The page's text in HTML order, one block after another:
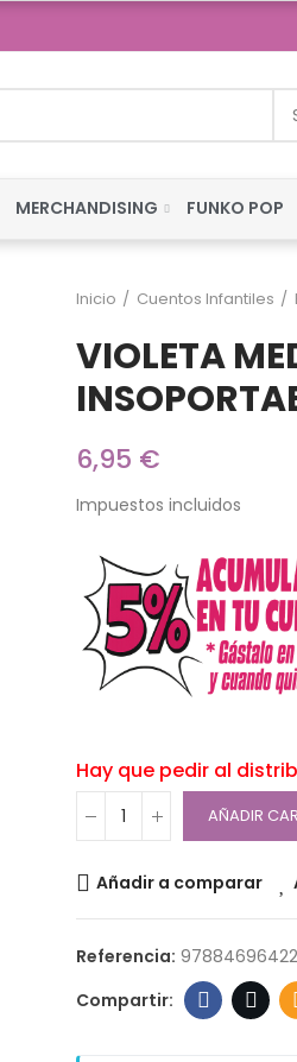
MERCHANDISING FUNKO POP
Inicio Cuentos Infantiles
VIOLETA
6,95 €
Impuestos incluidos
Hay que pedir al
AÑADIR
Añadir a comparar
Referencia: